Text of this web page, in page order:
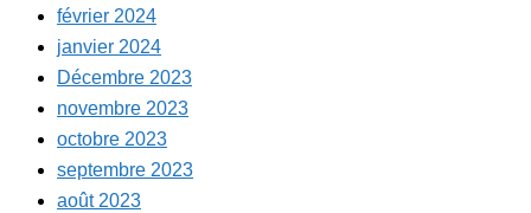
février 2024
janvier 2024
Décembre 2023
novembre 2023
octobre 2023
septembre 2023
août 2023